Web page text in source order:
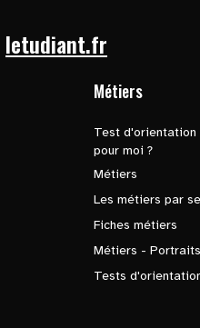
letudiant.fr
Métiers
Test
pour moi ?
Métiers
Les métiers par
Fiches métiers
Métiers -
Tests